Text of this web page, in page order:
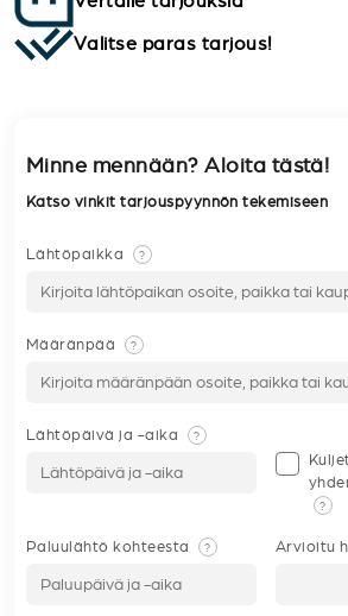
Valitse paras tarjous!
Minne mennään? Aloita tästä!
Katso vinkit tarjouspyynnön tekemiseen
Lähtöpaikka ?
Määränpää ?
Lähtöpäivä ja -aika ?
?
Paluulähtö kohteesta ? Arvioitu